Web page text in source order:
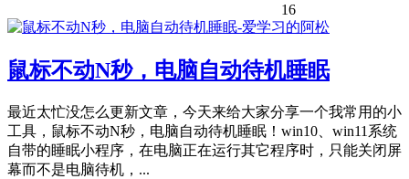
16
鼠标不动N秒，电脑自动待机睡眠
最近太忙没怎么更新文章，今天来给大家分享一个我常用的小
工具，鼠标不动N秒，电脑自动待机睡眠！win10、win11系统
自带的睡眠小程序，在电脑正在运行其它程序时，只能关闭屏
幕而不是电脑待机，...